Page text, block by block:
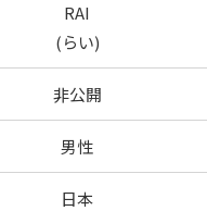
RAI
(らい)
非公開
男性
日本